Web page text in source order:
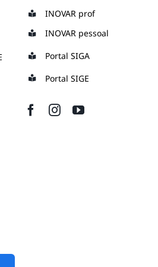
INOVAR prof
INOVAR pessoal
Portal SIGA
Portal SIGE